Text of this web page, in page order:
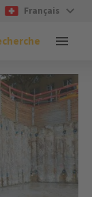
Français